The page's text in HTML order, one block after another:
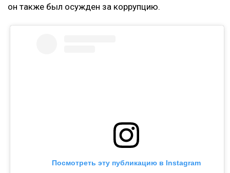
он также был осужден за коррупцию.
Посмотреть эту публикацию в Instagram